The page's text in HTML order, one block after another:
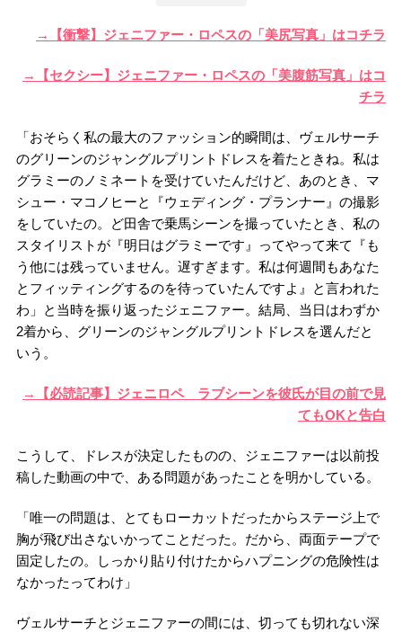
→【衝撃】ジェニファー・ロペスの「美尻写真」はコチラ
→【セクシー】ジェニファー・ロペスの「美腹筋写真」はコ
チラ
「おそらく私の最大のファッション的瞬間は、ヴェルサーチ
のグリーンのジャングルプリントドレスを着たときね。私は
グラミーのノミネートを受けていたんだけど、あのとき、マ
シュー・マコノヒーと『ウェディング・プランナー』の撮影
をしていたの。ど田舎で乗馬シーンを撮っていたとき、私の
スタイリストが『明日はグラミーです』ってやって来て『も
う他には残っていません。遅すぎます。私は何週間もあなた
とフィッティングするのを待っていたんですよ』と言われた
わ」と当時を振り返ったジェニファー。結局、当日はわずか
2着から、グリーンのジャングルプリントドレスを選んだと
いう。
→【必読記事】ジェニロペ ラブシーンを彼氏が目の前で見
てもOKと告白
こうして、ドレスが決定したものの、ジェニファーは以前投
稿した動画の中で、ある問題があったことを明かしている。
「唯一の問題は、とてもローカットだったからステージ上で
胸が飛び出さないかってことだった。だから、両面テープで
固定したの。しっかり貼り付けたからハプニングの危険性は
なかったってわけ」
ヴェルサーチとジェニファーの間には、切っても切れない深